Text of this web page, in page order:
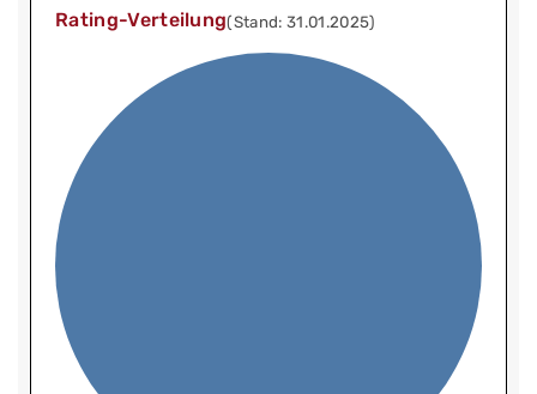
Rating-Verteilung(Stand: 31.01.2025)